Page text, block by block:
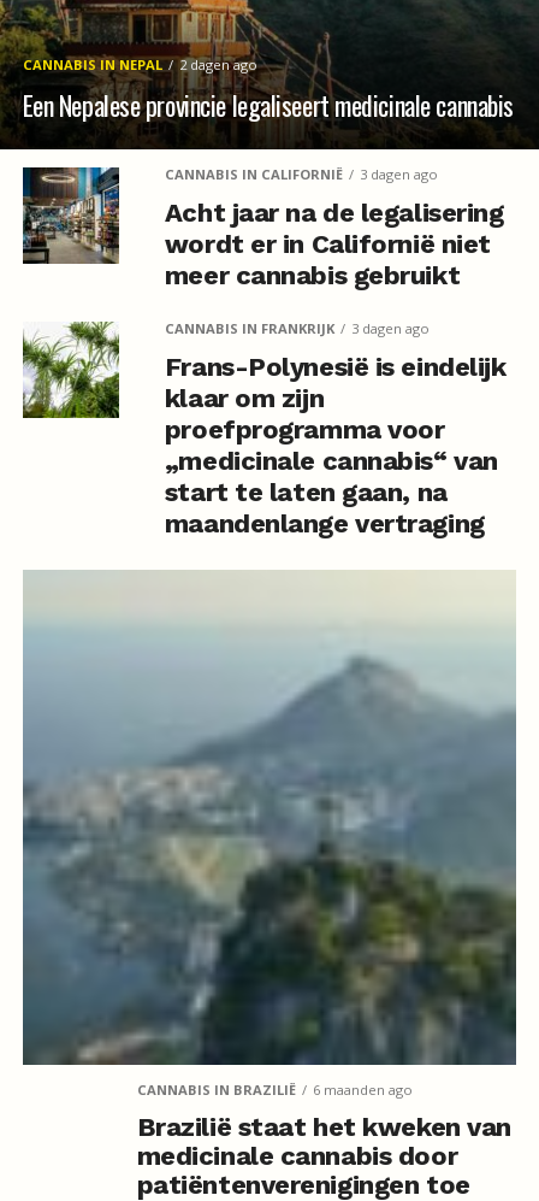
CANNABIS IN NEPAL 2 dagen ago
Een Nepalese provincie legaliseert medicinale cannabis
CANNABIS IN CALIFORNIË 3 dagen ago
Acht jaar na de legalisering
wordt er in Californië niet
meer cannabis gebruikt
CANNABIS IN FRANKRIJK 3 dagen ago
Frans-Polynesië is eindelijk
klaar om zijn
proefprogramma voor
„medicinale cannabis“ van
start te laten gaan, na
maandenlange vertraging
CANNABIS IN BRAZILIË 6 maanden ago
Brazilië staat het kweken van
medicinale cannabis door
patiëntenverenigingen toe